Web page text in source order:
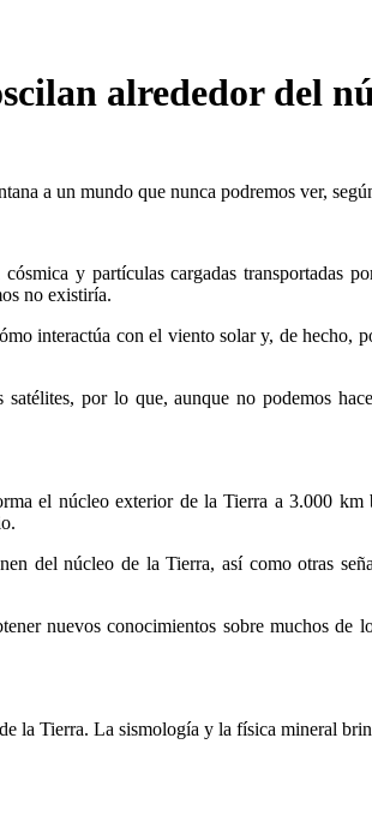
alrededor del
a un mundo que nunca podremos ver,
y partículas cargadas transportadas
no existiría.
interactúa con el viento solar y, de hecho,
por lo que, aunque no podemos
el núcleo exterior de la Tierra a 3.000
del núcleo de la Tierra, así como otras
nuevos conocimientos sobre muchos de
la Tierra. La sismología y la física mineral